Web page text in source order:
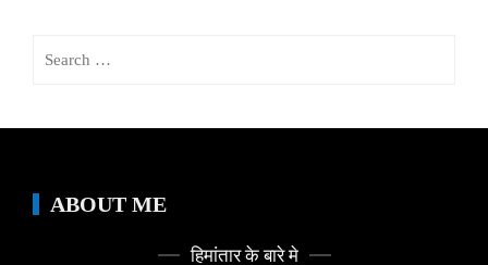
ABOUT ME
हिमांतार के बारे मे